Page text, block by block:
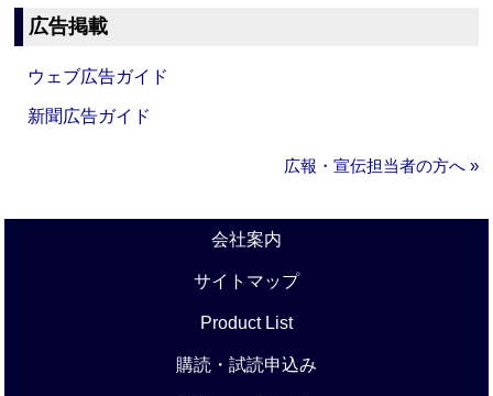
広告掲載
ウェブ広告ガイド
新聞広告ガイド
広報・宣伝担当者の方へ »
会社案内
サイトマップ
Product List
購読・試読申込み